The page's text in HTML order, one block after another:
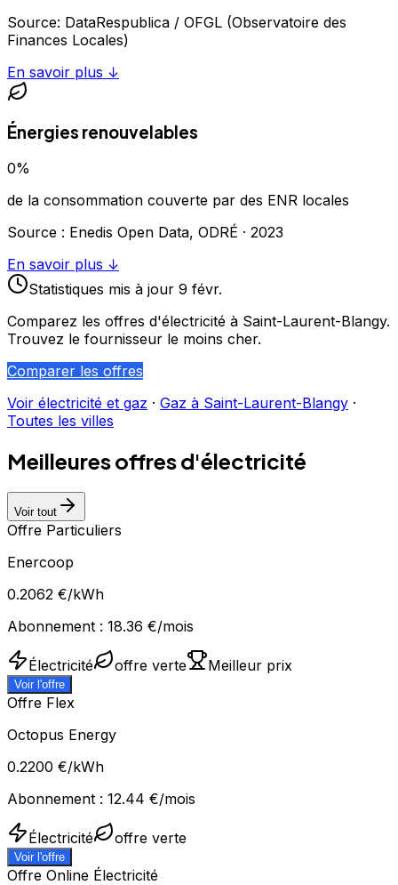
Source: DataRespublica / OFGL (Observatoire des
Finances Locales)
En savoir plus ↓
Énergies renouvelables
0%
de la consommation couverte par des ENR locales
Source : Enedis Open Data, ODRÉ · 2023
En savoir plus ↓
Statistiques mis à jour 9 févr.
Comparez les offres d'électricité à Saint-Laurent-Blangy.
Trouvez le fournisseur le moins cher.
Comparer les offres
Voir électricité et gaz · Gaz à Saint-Laurent-Blangy ·
Toutes les villes
Meilleures offres d'électricité
Voir tout
Offre Particuliers
Enercoop
0.2062 €/kWh
Abonnement : 18.36 €/mois
Électricité offre verte Meilleur prix
Voir l'offre
Offre Flex
Octopus Energy
0.2200 €/kWh
Abonnement : 12.44 €/mois
Électricité offre verte
Voir l'offre
Offre Online Électricité